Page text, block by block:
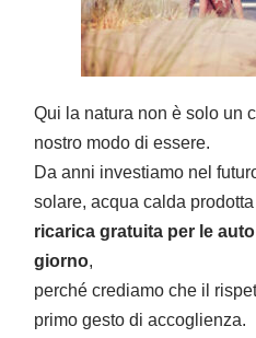
Qui la natura non è solo un
nostro modo di essere.
Da anni investiamo nel
solare, acqua calda
ricarica gratuita per le
giorno,
perché crediamo che il
primo gesto di accoglienza.